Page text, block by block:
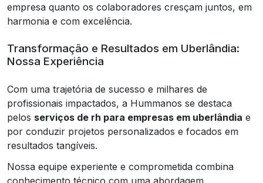
empresa quanto os colaboradores cresçam juntos, em
harmonia e com excelência.
Transformação e Resultados em Uberlândia:
Nossa Experiência
Com uma trajetória de sucesso e milhares de
profissionais impactados, a Hummanos se destaca
pelos serviços de rh para empresas em uberlândia e
por conduzir projetos personalizados e focados em
resultados tangíveis.
Nossa equipe experiente e comprometida combina